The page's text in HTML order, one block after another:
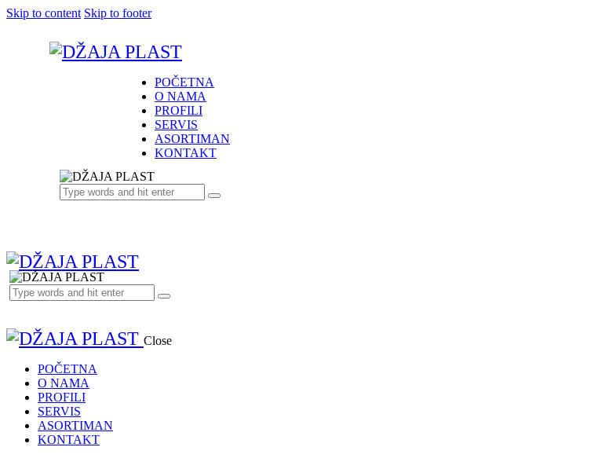
Skip to content Skip to footer
POČETNA
O NAMA
PROFILI
SERVIS
ASORTIMAN
KONTAKT
Close
POČETNA
O NAMA
PROFILI
SERVIS
ASORTIMAN
KONTAKT